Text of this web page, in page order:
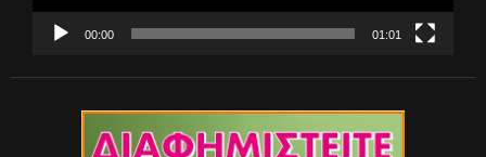
00:00 01:01